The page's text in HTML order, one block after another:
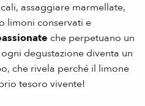
assaggiare marmellate,
limoni conservati e
che perpetuano un
degustazione diventa un
che rivela perché il limone
tesoro vivente!